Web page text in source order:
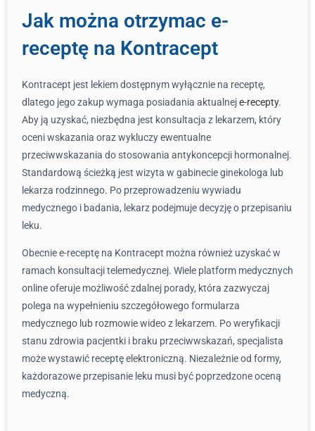
Jak można otrzymac e-
receptę na Kontracept
Kontracept jest lekiem dostępnym wyłącznie na receptę,
dlatego jego zakup wymaga posiadania aktualneje-recepty.
Aby ją uzyskać, niezbędna jest konsultacja z lekarzem, który
oceni wskazania oraz wykluczy ewentualne
przeciwwskazania do stosowania antykoncepcji hormonalnej.
Standardową ścieżką jest wizyta w gabinecie ginekologa lub
lekarza rodzinnego. Po przeprowadzeniu wywiadu
medycznego i badania, lekarz podejmuje decyzję o przepisaniu
leku.
Obecnie e-receptę na Kontracept można również uzyskać w
ramach konsultacji telemedycznej. Wiele platform medycznych
online oferuje możliwość zdalnej porady, która zazwyczaj
polega na wypełnieniu szczegółowego formularza
medycznego lub rozmowie wideo z lekarzem. Po weryfikacji
stanu zdrowia pacjentki i braku przeciwwskazań, specjalista
może wystawić receptę elektroniczną. Niezależnie od formy,
każdorazowe przepisanie leku musi być poprzedzone oceną
medyczną.